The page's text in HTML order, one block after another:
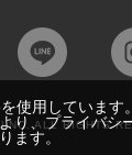
ALL RIGHTS
使用しています
り、プライバシ
ます。